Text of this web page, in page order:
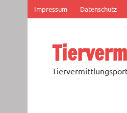
springen
Impressum Datenschutz